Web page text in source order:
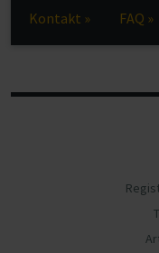
Kontakt » FAQ »